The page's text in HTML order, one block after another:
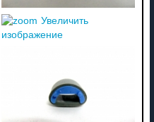
Увеличить
изображение